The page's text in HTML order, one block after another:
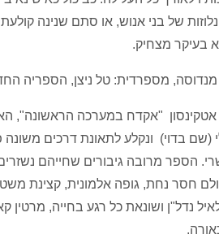
של בני אנוש, או סתם שנינה
בעיקר מצחיק.
מספרדית: טל ניצן, הספריה החדשה –
"אקדח במערכה הראשונה",
(שם בדוי) ונקלע לתאונת דרכים
הספר מרובה גיבורים שחייהם
חסר נחת, גופה אלמונית, קצינת
נדל"ן ושונאת כל רגע בחייה, מרטין